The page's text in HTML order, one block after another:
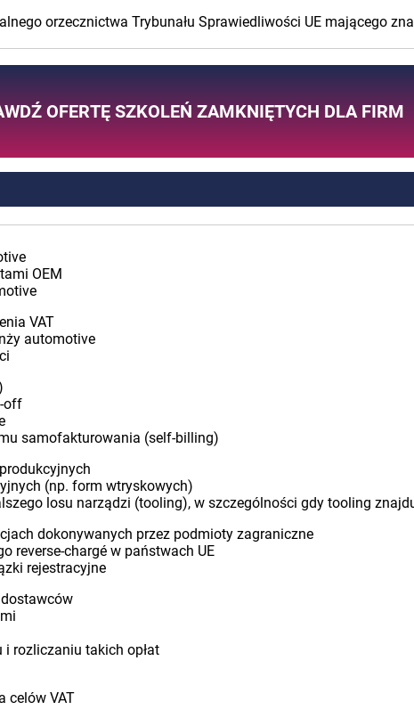
orzecznictwa Trybunału Sprawiedliwości UE mającego
OFERTĘ SZKOLEŃ ZAMKNIĘTYCH DLA FIRM
OEM
VAT
automotive
off
samofakturowania (self-billing)
(np. form wtryskowych)
losu narządzi (tooling), w szczególności gdy tooling
dokonywanych przez podmioty zagraniczne
reverse-chargé w państwach UE
rejestracyjne
dostawców
i rozliczaniu takich opłat
celów VAT